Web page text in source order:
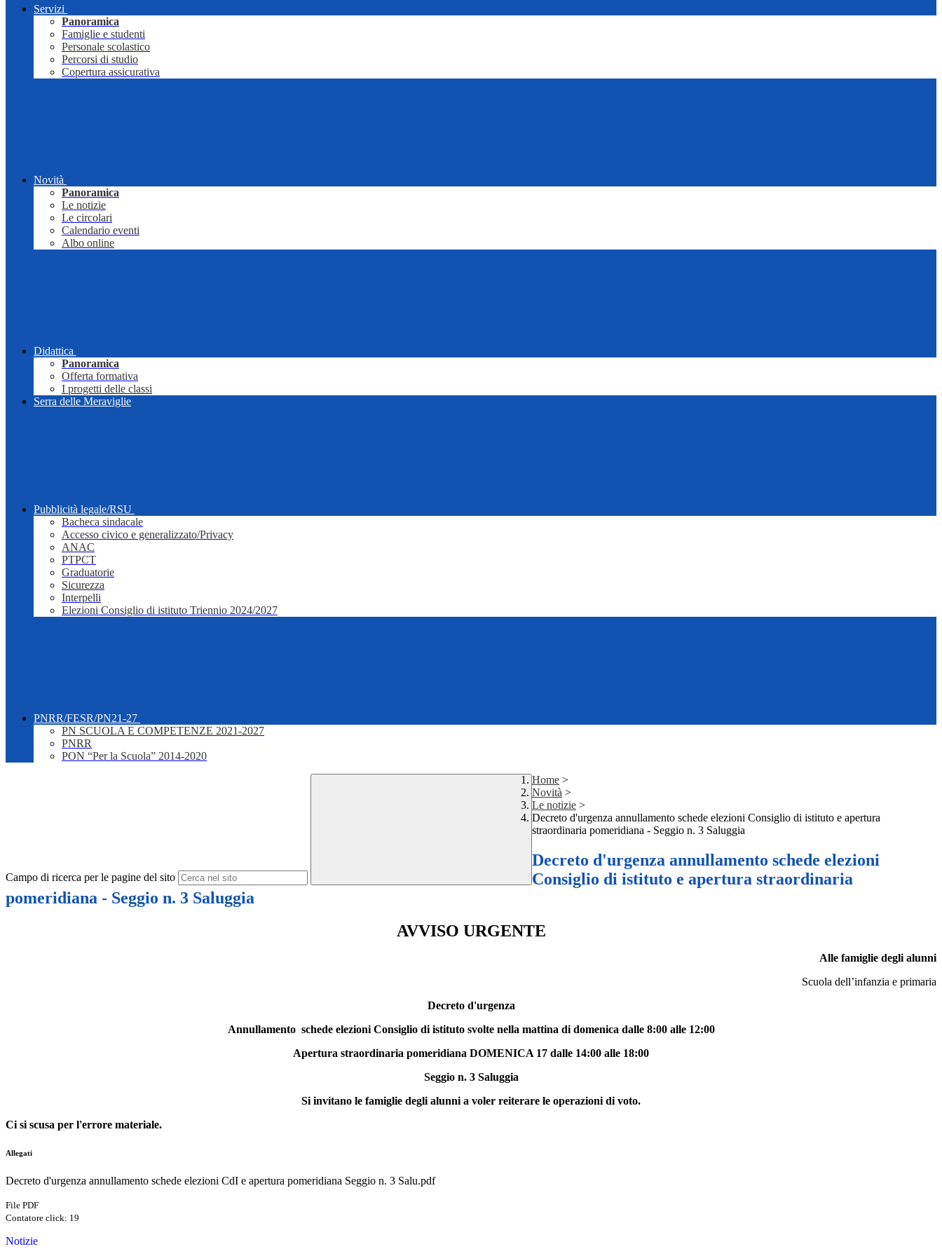
Servizi
Panoramica
Famiglie e studenti
Personale scolastico
Percorsi di studio
Copertura assicurativa
Novità
Panoramica
Le notizie
Le circolari
Calendario eventi
Albo online
Didattica
Panoramica
Offerta formativa
I progetti delle classi
Serra delle Meraviglie
Pubblicità legale/RSU
Bacheca sindacale
Accesso civico e generalizzato/Privacy
ANAC
PTPCT
Graduatorie
Sicurezza
Interpelli
Elezioni Consiglio di istituto Triennio 2024/2027
PNRR/FESR/PN21-27
PN SCUOLA E COMPETENZE 2021-2027
PNRR
PON “Per la Scuola” 2014-2020
Campo di ricerca per le pagine del sito
Home >
Novità >
Le notizie >
Decreto d'urgenza annullamento schede elezioni Consiglio di istituto e apertura
straordinaria pomeridiana - Seggio n. 3 Saluggia
Decreto d'urgenza annullamento schede elezioni
Consiglio di istituto e apertura straordinaria
pomeridiana - Seggio n. 3 Saluggia
AVVISO URGENTE
Alle famiglie degli alunni
Scuola dell’infanzia e primaria
Decreto d'urgenza
Annullamento schede elezioni Consiglio di istituto svolte nella mattina di domenica dalle 8:00 alle 12:00
Apertura straordinaria pomeridiana DOMENICA 17 dalle 14:00 alle 18:00
Seggio n. 3 Saluggia
Si invitano le famiglie degli alunni a voler reiterare le operazioni di voto.
Ci si scusa per l'errore materiale.
Allegati
Decreto d'urgenza annullamento schede elezioni CdI e apertura pomeridiana Seggio n. 3 Salu.pdf
File PDF
Contatore click: 19
Notizie